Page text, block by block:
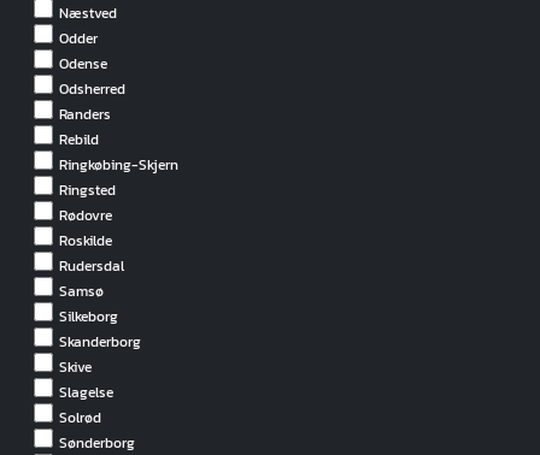
Næstved
Odder
Odense
Odsherred
Randers
Rebild
Ringkøbing-Skjern
Ringsted
Rødovre
Roskilde
Rudersdal
Samsø
Silkeborg
Skanderborg
Skive
Slagelse
Solrød
Sønderborg